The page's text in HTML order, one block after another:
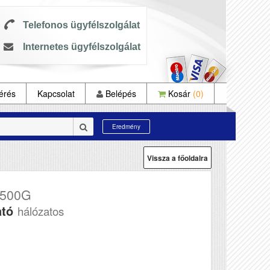
Telefonos ügyfélszolgálat
Internetes ügyfélszolgálat
Kapcsolat Belépés Kosár (0)
Eredmény
Vissza a főoldalra
hálózatos